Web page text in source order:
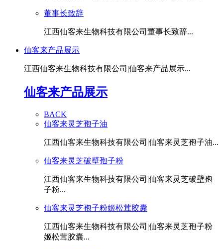
董事长致辞
江西仙客来生物科技有限公司董事长致辞...
仙客来产品展示
江西仙客来生物科技有限公司|仙客来产品展示...
仙客来产品展示
BACK
仙客来灵芝孢子油
江西仙客来生物科技有限公司|仙客来灵芝孢子油...
仙客来灵芝破壁孢子粉
江西仙客来生物科技有限公司|仙客来灵芝破壁孢
子粉...
仙客来灵芝孢子粉姬松茸胶囊
江西仙客来生物科技有限公司|仙客来灵芝孢子粉
姬松茸胶囊...